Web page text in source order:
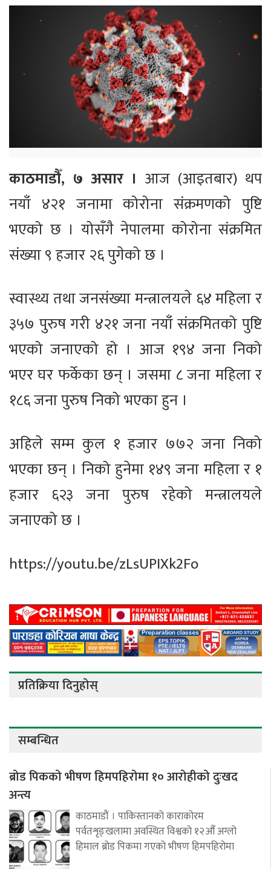
काठमाडौँ, ७ असार । आज (आइतबार) थप
नयाँ ४२१ जनामा कोरोना संक्रमणको पुष्टि
भएको छ । योसँगै नेपालमा कोरोना संक्रमित
संख्या ९ हजार २६ पुगेको छ ।
स्वास्थ्य तथा जनसंख्या मन्त्रालयले ६४ महिला र
३५७ पुरुष गरी ४२१ जना नयाँ संक्रमितको पुष्टि
भएको जनाएको हो । आज १९४ जना निको
भएर घर फर्केका छन् । जसमा ८ जना महिला र
१८६ जना पुरुष निको भएका हुन ।
अहिले सम्म कुल १ हजार ७७२ जना निको
भएका छन् । निको हुनेमा १४९ जना महिला र १
हजार ६२३ जना पुरुष रहेको मन्त्रालयले
जनाएको छ ।
https://youtu.be/zLsUPIXk2Fo
प्रतिक्रिया दिनुहोस्
सम्बन्धित
ब्रोड पिकको भीषण हिमपहिरोमा १० आरोहीको दुःखद
अन्त्य
काठमाडौं । पाकिस्तानको काराकोरम
पर्वतशृङ्खलामा अवस्थित विश्वको १२औँ अग्लो
हिमाल ब्रोड पिकमा गएको भीषण हिमपहिरोमा